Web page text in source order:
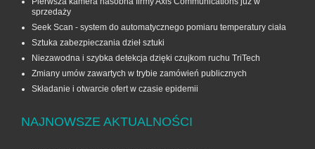
sprzedaży
Seek Scan - system do automatycznego pomiaru temperatury ciała
Sztuka zabezpieczania dzieł sztuki
Niezawodna i szybka detekcja dzięki czujkom ruchu TriTech
Zmiany umów zawartych w trybie zamówień publicznych
Składanie i otwarcie ofert w czasie epidemii
NAJNOWSZE AKTUALNOŚCI